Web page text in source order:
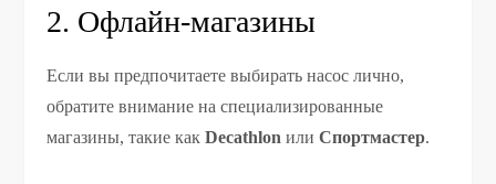
2. Офлайн-магазины
Если вы предпочитаете выбирать насос лично,
обратите внимание на специализированные
магазины, такие какDecathlon илиСпортмастер.